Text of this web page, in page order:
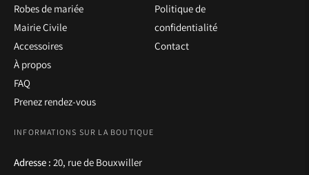
INFORMATIONS SUR LA BOUTIQUE
Adresse : 20, rue de Bouxwiller
Robes de mariée
Mairie Civile
Accessoires
À propos
FAQ
Prenez rendez-vous
Politique de
confidentialité
Contact